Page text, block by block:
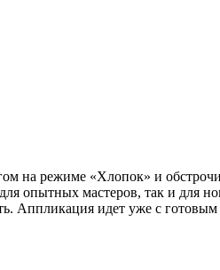
на режиме «Хлопок» и
опытных мастеров, так и для
Аппликация идет уже с